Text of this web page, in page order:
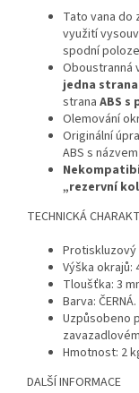
Tato vana do
využití
spodní
Oboustranná
jedna
strana ABS
Olemování
Originální
ABS s
„rezervní
TECHNICKÁ
Protiskluzový
Výška okrajů:
Tloušťka: 3
Barva: ČERNÁ.
Uzpůsobeno
Hmotnost: 2
DALŠÍ INFORMACE